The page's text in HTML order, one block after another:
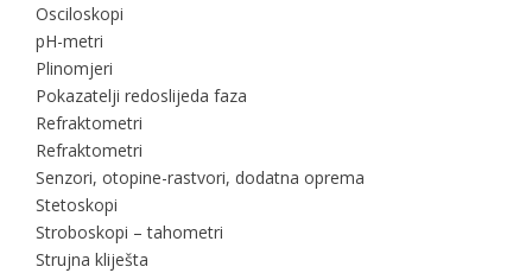
Osciloskopi
pH-metri
Plinomjeri
Pokazatelji redoslijeda faza
Refraktometri
Refraktometri
Senzori, otopine-rastvori, dodatna oprema
Stetoskopi
Stroboskopi – tahometri
Strujna kliješta